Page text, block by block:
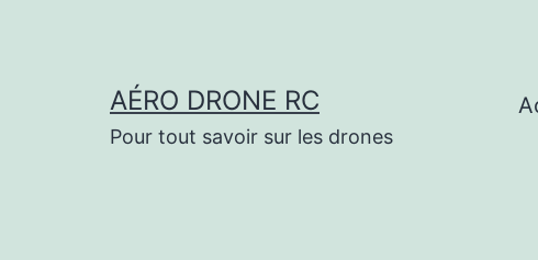
AÉRO DRONE RC
Pour tout savoir sur les drones